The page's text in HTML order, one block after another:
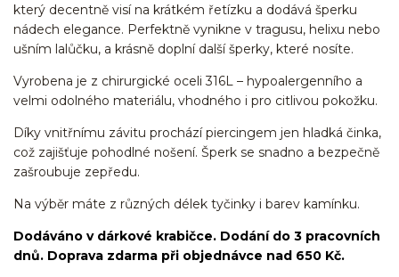
který decentně visí na krátkém řetízku a dodává šperku
nádech elegance. Perfektně vynikne v tragusu, helixu nebo
ušním lalůčku, a krásně doplní další šperky, které nosíte.
Vyrobena je z chirurgické oceli 316L – hypoalergenního a
velmi odolného materiálu, vhodného i pro citlivou pokožku.
Díky vnitřnímu závitu prochází piercingem jen hladká činka,
což zajišťuje pohodlné nošení. Šperk se snadno a bezpečně
zašroubuje zepředu.
Na výběr máte z různých délek tyčinky i barev kamínku.
Dodáváno v dárkové krabičce. Dodání do 3 pracovních
dnů. Doprava zdarma při objednávce nad 650 Kč.